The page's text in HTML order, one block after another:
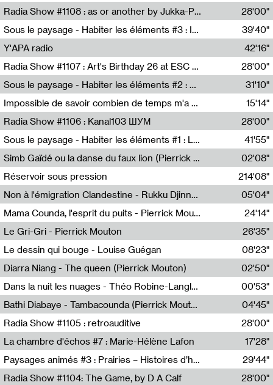
Sarah Tritz,Elene Lapiashivili,Justin Marconnet,Mateo Cuche,Esther Lechevalier,Suzie Lecroart,Romance CasteletRadia Show #1108 : as or another by Jukka-Pekka Kervinen / Rádio Zero
Radio Zero
28'00"
Sous le paysage - Habiter les éléments #3 : Interprétations, rituels et symboliques des éléments
Nastassja Martin
39'40"
Y'APA radio
Pierrick Mouton
42'16"
Radia Show #1107 : Art's Birthday 26 at ESC - Medien Kunst Labor
Radio Helsinki
28'00"
Sous le paysage - Habiter les éléments #2 : Vers le tournant élémentaire
Nastassja Martin
31'10"
Impossible de savoir combien de temps m'a échappé
Mélanie Blaison,Mateo Cuin
15'14"
Radia Show #1106 : Kanal103 ШУМ
Kanal103
28'00"
Sous le paysage - Habiter les éléments #1 : Les éléments et les débordements du vivant
Nastassja Martin
41'55"
Simb Gaïdé ou la danse du faux lion (Pierrick Mouton)
Pierrick Mouton,Simb Gaïdé
02'08"
Réservoir sous pression
214'08"
Non à l'émigration Clandestine - Rukku Djinne Squad (Eden Tinto Collins)
Eden Tinto Collins,Rukku Djinne
05'04"
Mama Counda, l'esprit du puits - Pierrick Mouton
Pierrick Mouton
24'14"
Le Gri-Gri - Pierrick Mouton
Pierrick Mouton
26'35"
Le dessin qui bouge - Louise Guégan
Louise Guégan
08'23"
Diarra Niang - The queen (Pierrick Mouton)
Pierrick Mouton,Diarra Niang
02'50"
Dans la nuit les nuages - Théo Robine-Langlois
Théo Robine-Langlois,LD Beat
00'53"
Bathi Diabaye - Tambacounda (Pierrick Mouton)
Pierrick Mouton,Bathi Diabaye
04'45"
Radia Show #1105 : retroauditive
Soundart Radio
28'00"
La chambre d'échos #7 : Marie-Hélène Lafon
Revue Les Chambres,Marie-Hélène Lafon
17'28"
Paysages animés #3 : Prairies – Histoires d’herbes et d’humains
Anne Simon
29'44"
Radia Show #1104: The Game, by D A Calf
28'00"